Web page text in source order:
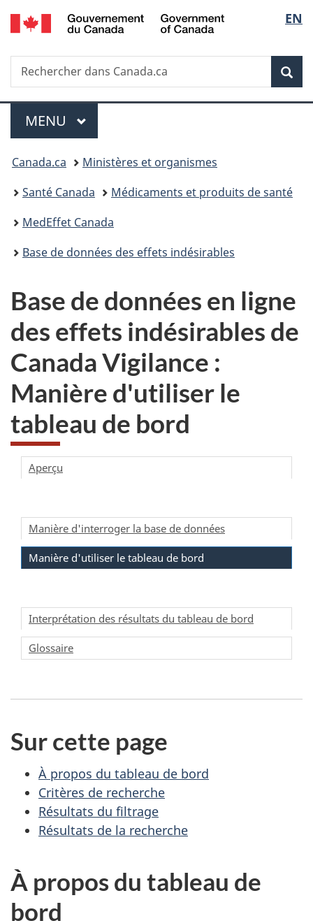
Passer
au
principal
Passer
à
Au
du
Passer
à
version
simplifiée
de
la
EN
Recherche
Rechercher
dans
Menu
MENU PRINCIPAL
Vous
êtes
ici :
Canada.ca
Ministères et organismes
Santé Canada
Médicaments et produits de santé
MedEffet Canada
Base de données des effets indésirables
Base de données en ligne
des effets indésirables de
Canada Vigilance :
Manière d'utiliser le
tableau de bord
Aperçu
Manière d'interroger la base de données
Manière d'utiliser le tableau de bord
Interprétation des résultats du tableau de bord
Glossaire
Sur cette page
À propos du tableau de bord
Critères de recherche
Résultats du filtrage
Résultats de la recherche
À propos du tableau de
bord